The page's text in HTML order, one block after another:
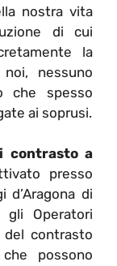
nostra vita
di cui
la
nessuno
che spesso
ai soprusi.
contrasto a
presso
d’Aragona di
gli Operatori
contrasto
possono